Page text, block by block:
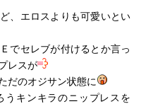
、エロスよりも可愛いとい
でセレブが付けるとか言っ
レスが
だのオジサン状態に
うキンキラのニップレスを